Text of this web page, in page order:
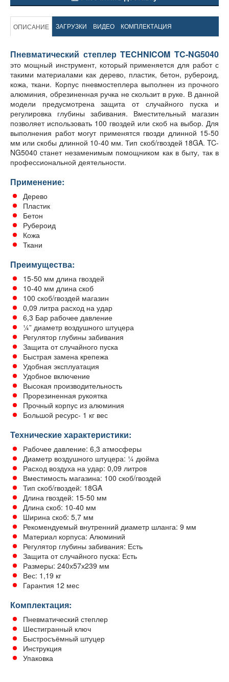
ОПИСАНИЕ ЗАГРУЗКИ ВИДЕО КОМПЛЕКТАЦИЯ
Пневматический степлер TECHNICOM TC-NG5040
это мощный инструмент, который применяется для работ с
такими материалами как дерево, пластик, бетон, рубероид,
кожа, ткани. Корпус пневмостеплера выполнен из прочного
алюминия, обрезиненная ручка не скользит в руке. В данной
модели предусмотрена защита от случайного пуска и
регулировка глубины забивания. Вместительный магазин
позволяет использовать 100 гвоздей или скоб на выбор. Для
выполнения работ могут применятся гвозди длинной 15-50
мм или скобы длинной 10-40 мм. Тип скоб/гвоздей 18GA. TC-
NG5040 станет незаменимым помощником как в быту, так в
профессиональной деятельности.
Применение:
Дерево
Пластик
Бетон
Рубероид
Кожа
Ткани
Преимущества:
15-50 мм длина гвоздей
10-40 мм длина скоб
100 скоб/гвоздей магазин
0,09 литра расход на удар
6,3 Бар рабочее давление
¼” диаметр воздушного штуцера
Регулятор глубины забивания
Защита от случайного пуска
Быстрая замена крепежа
Удобная эксплуатация
Удобное включение
Высокая производительность
Прорезиненная рукоятка
Прочный корпус из алюминия
Большой ресурс- 1 кг вес
Технические характеристики:
Рабочее давление: 6,3 атмосферы
Диаметр воздушного штуцера: ¼ дюйма
Расход воздуха на удар: 0,09 литров
Вместимость магазина: 100 скоб/гвоздей
Тип скоб/гвоздей: 18GA
Длина гвоздей: 15-50 мм
Длина скоб: 10-40 мм
Ширина скоб: 5,7 мм
Рекомендуемый внутренний диаметр шланга: 9 мм
Материал корпуса: Алюминий
Регулятор глубины забивания: Есть
Защита от случайного пуска: Есть
Размеры: 240х57х239 мм
Вес: 1,19 кг
Гарантия 12 мес
Комплектация:
Пневматический степлер
Шестигранный ключ
Быстросъёмный штуцер
Инструкция
Упаковка